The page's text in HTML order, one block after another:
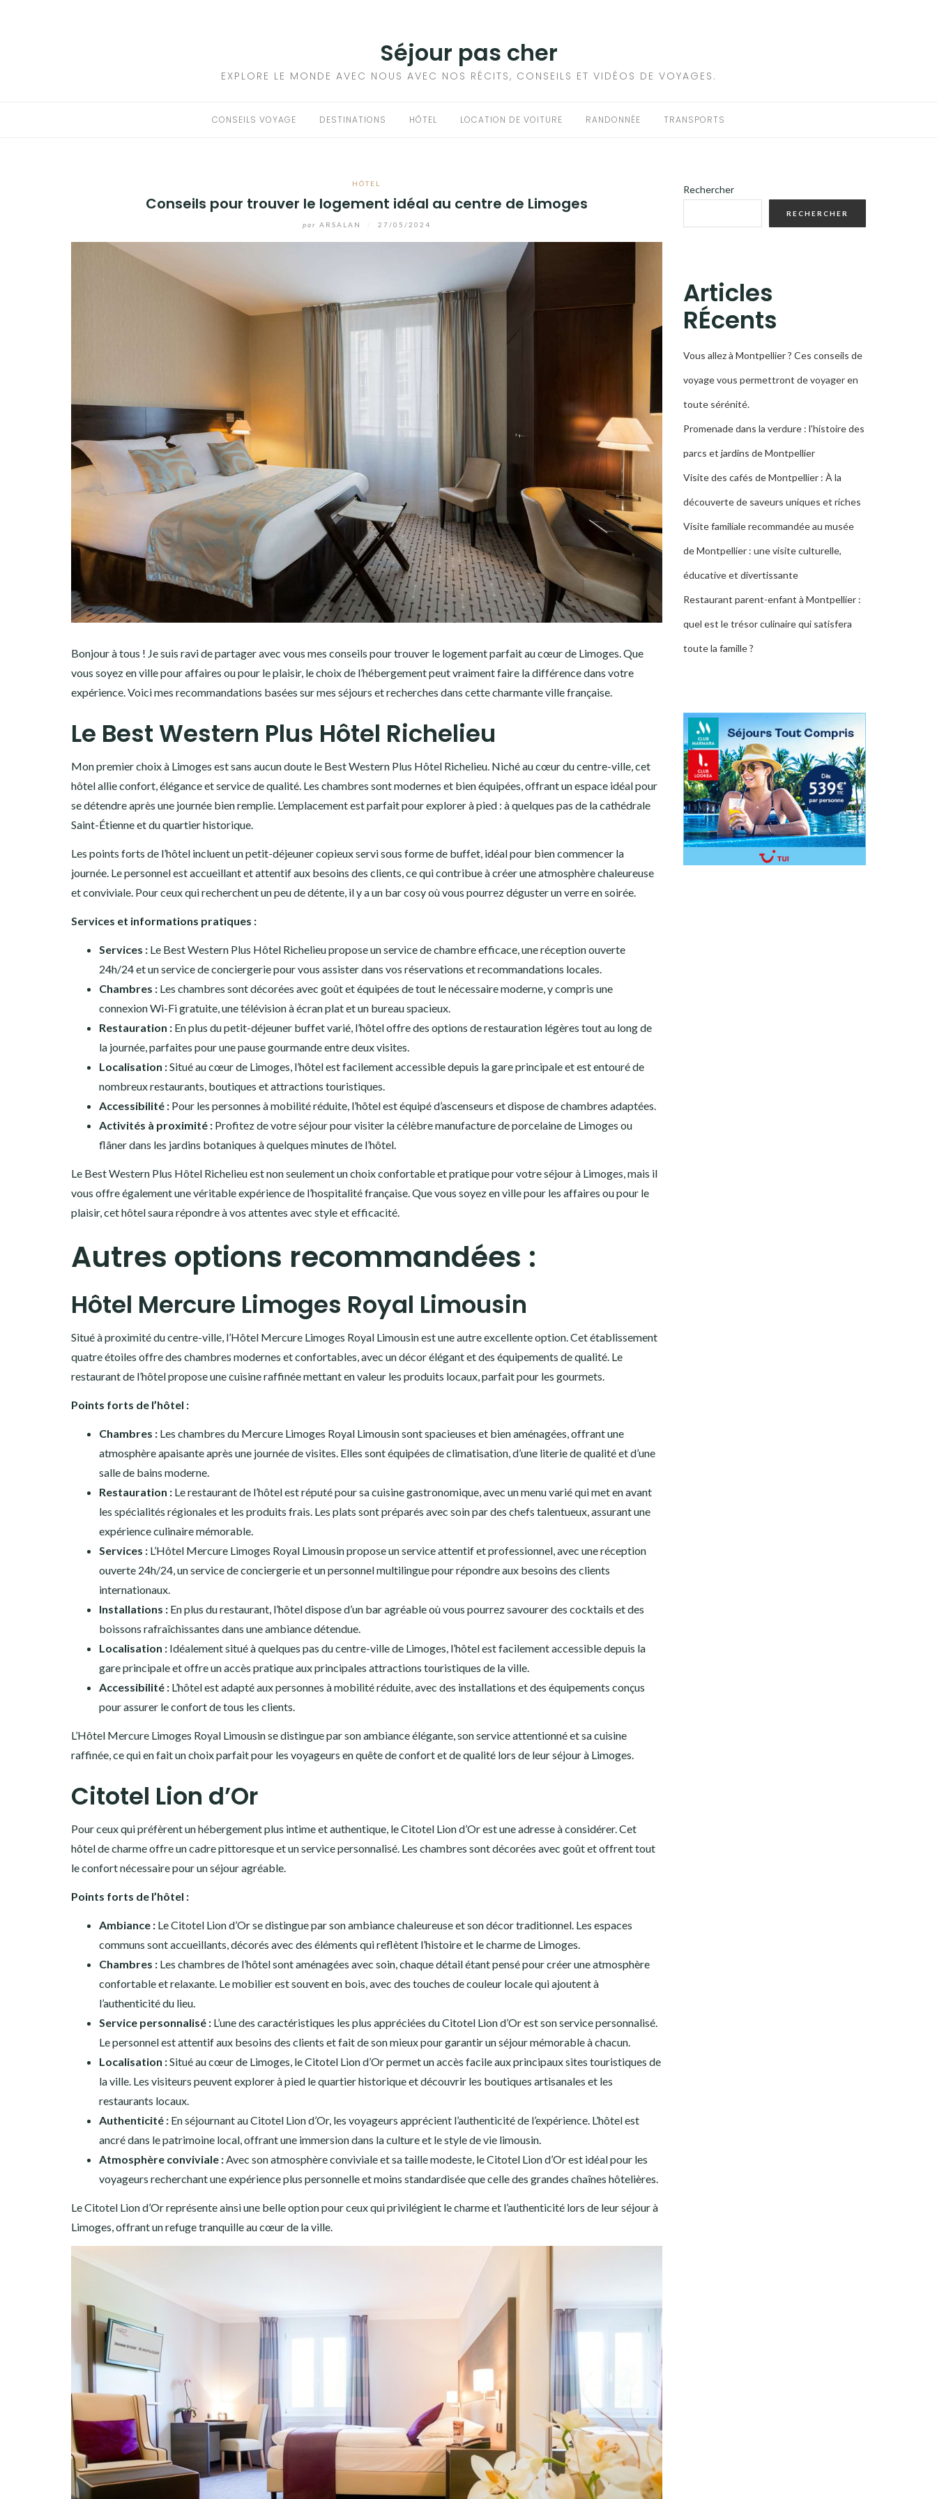
Séjour pas cher
EXPLORE LE MONDE AVEC NOUS AVEC NOS RÉCITS, CONSEILS ET VIDÉOS DE VOYAGES.
CONSEILS VOYAGE DESTINATIONS HÔTEL LOCATION DE VOITURE RANDONNÉE TRANSPORTS
HÔTEL
Conseils pour trouver le logement idéal au centre de Limoges
par ARSALAN 27/05/2024
Bonjour à tous ! Je suis ravi de partager avec vous mes conseils pour trouver le logement parfait au cœur de Limoges. Que
vous soyez en ville pour affaires ou pour le plaisir, le choix de l’hébergement peut vraiment faire la différence dans votre
expérience. Voici mes recommandations basées sur mes séjours et recherches dans cette charmante ville française.
Le Best Western Plus Hôtel Richelieu
Mon premier choix à Limoges est sans aucun doute le Best Western Plus Hôtel Richelieu. Niché au cœur du centre-ville, cet
hôtel allie confort, élégance et service de qualité. Les chambres sont modernes et bien équipées, offrant un espace idéal pour
se détendre après une journée bien remplie. L’emplacement est parfait pour explorer à pied : à quelques pas de la cathédrale
Saint-Étienne et du quartier historique.
Les points forts de l’hôtel incluent un petit-déjeuner copieux servi sous forme de buffet, idéal pour bien commencer la
journée. Le personnel est accueillant et attentif aux besoins des clients, ce qui contribue à créer une atmosphère chaleureuse
et conviviale. Pour ceux qui recherchent un peu de détente, il y a un bar cosy où vous pourrez déguster un verre en soirée.
Services et informations pratiques :
Services : Le Best Western Plus Hôtel Richelieu propose un service de chambre efficace, une réception ouverte
24h/24 et un service de conciergerie pour vous assister dans vos réservations et recommandations locales.
Chambres : Les chambres sont décorées avec goût et équipées de tout le nécessaire moderne, y compris une
connexion Wi-Fi gratuite, une télévision à écran plat et un bureau spacieux.
Restauration : En plus du petit-déjeuner buffet varié, l’hôtel offre des options de restauration légères tout au long de
la journée, parfaites pour une pause gourmande entre deux visites.
Localisation :Situé au cœur de Limoges, l’hôtel est facilement accessible depuis la gare principale et est entouré de
nombreux restaurants, boutiques et attractions touristiques.
Accessibilité : Pour les personnes à mobilité réduite, l’hôtel est équipé d’ascenseurs et dispose de chambres adaptées.
Activités à proximité : Profitez de votre séjour pour visiter la célèbre manufacture de porcelaine de Limoges ou
flâner dans les jardins botaniques à quelques minutes de l’hôtel.
Le Best Western Plus Hôtel Richelieu est non seulement un choix confortable et pratique pour votre séjour à Limoges, mais il
vous offre également une véritable expérience de l’hospitalité française. Que vous soyez en ville pour les affaires ou pour le
plaisir, cet hôtel saura répondre à vos attentes avec style et efficacité.
Autres options recommandées :
Hôtel Mercure Limoges Royal Limousin
Situé à proximité du centre-ville, l’Hôtel Mercure Limoges Royal Limousin est une autre excellente option. Cet établissement
quatre étoiles offre des chambres modernes et confortables, avec un décor élégant et des équipements de qualité. Le
restaurant de l’hôtel propose une cuisine raffinée mettant en valeur les produits locaux, parfait pour les gourmets.
Points forts de l’hôtel :
Chambres : Les chambres du Mercure Limoges Royal Limousin sont spacieuses et bien aménagées, offrant une
atmosphère apaisante après une journée de visites. Elles sont équipées de climatisation, d’une literie de qualité et d’une
salle de bains moderne.
Restauration : Le restaurant de l’hôtel est réputé pour sa cuisine gastronomique, avec un menu varié qui met en avant
les spécialités régionales et les produits frais. Les plats sont préparés avec soin par des chefs talentueux, assurant une
expérience culinaire mémorable.
Services : L’Hôtel Mercure Limoges Royal Limousin propose un service attentif et professionnel, avec une réception
ouverte 24h/24, un service de conciergerie et un personnel multilingue pour répondre aux besoins des clients
internationaux.
Installations : En plus du restaurant, l’hôtel dispose d’un bar agréable où vous pourrez savourer des cocktails et des
boissons rafraîchissantes dans une ambiance détendue.
Localisation : Idéalement situé à quelques pas du centre-ville de Limoges, l’hôtel est facilement accessible depuis la
gare principale et offre un accès pratique aux principales attractions touristiques de la ville.
Accessibilité : L’hôtel est adapté aux personnes à mobilité réduite, avec des installations et des équipements conçus
pour assurer le confort de tous les clients.
L’Hôtel Mercure Limoges Royal Limousin se distingue par son ambiance élégante, son service attentionné et sa cuisine
raffinée, ce qui en fait un choix parfait pour les voyageurs en quête de confort et de qualité lors de leur séjour à Limoges.
Citotel Lion d’Or
Pour ceux qui préfèrent un hébergement plus intime et authentique, le Citotel Lion d’Or est une adresse à considérer. Cet
hôtel de charme offre un cadre pittoresque et un service personnalisé. Les chambres sont décorées avec goût et offrent tout
le confort nécessaire pour un séjour agréable.
Points forts de l’hôtel :
Ambiance : Le Citotel Lion d’Or se distingue par son ambiance chaleureuse et son décor traditionnel. Les espaces
communs sont accueillants, décorés avec des éléments qui reflètent l’histoire et le charme de Limoges.
Chambres : Les chambres de l’hôtel sont aménagées avec soin, chaque détail étant pensé pour créer une atmosphère
confortable et relaxante. Le mobilier est souvent en bois, avec des touches de couleur locale qui ajoutent à
l’authenticité du lieu.
Service personnalisé : L’une des caractéristiques les plus appréciées du Citotel Lion d’Or est son service personnalisé.
Le personnel est attentif aux besoins des clients et fait de son mieux pour garantir un séjour mémorable à chacun.
Localisation :Situé au cœur de Limoges, le Citotel Lion d’Or permet un accès facile aux principaux sites touristiques de
la ville. Les visiteurs peuvent explorer à pied le quartier historique et découvrir les boutiques artisanales et les
restaurants locaux.
Authenticité : En séjournant au Citotel Lion d’Or, les voyageurs apprécient l’authenticité de l’expérience. L’hôtel est
ancré dans le patrimoine local, offrant une immersion dans la culture et le style de vie limousin.
Atmosphère conviviale : Avec son atmosphère conviviale et sa taille modeste, le Citotel Lion d’Or est idéal pour les
voyageurs recherchant une expérience plus personnelle et moins standardisée que celle des grandes chaînes hôtelières.
Le Citotel Lion d’Or représente ainsi une belle option pour ceux qui privilégient le charme et l’authenticité lors de leur séjour à
Limoges, offrant un refuge tranquille au cœur de la ville.
Rechercher
RECHERCHER
Articles
RÉcents
Vous allez à Montpellier ? Ces conseils de
voyage vous permettront de voyager en
toute sérénité.
Promenade dans la verdure : l’histoire des
parcs et jardins de Montpellier
Visite des cafés de Montpellier : À la
découverte de saveurs uniques et riches
Visite familiale recommandée au musée
de Montpellier : une visite culturelle,
éducative et divertissante
Restaurant parent-enfant à Montpellier :
quel est le trésor culinaire qui satisfera
toute la famille ?